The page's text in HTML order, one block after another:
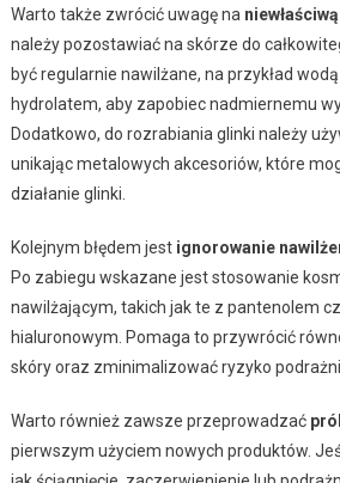
Warto także zwrócić uwagę na
należy pozostawiać na skórze do
być regularnie nawilżane, na przykład
hydrolatem, aby zapobiec nadmiernemu
Dodatkowo, do rozrabiania glinki należy
unikając metalowych akcesoriów, które
działanie glinki.
Kolejnym błędem jest ignorowanie
Po zabiegu wskazane jest stosowanie
nawilżającym, takich jak te z pantenolem
hialuronowym. Pomaga to przywrócić
skóry oraz zminimalizować ryzyko
Warto również zawsze przeprowadzać
pierwszym użyciem nowych produktów.